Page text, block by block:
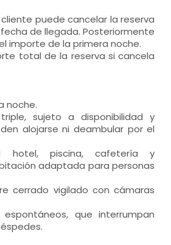
puede cancelar la reserva
de llegada. Posteriormente
importe de la primera noche.
total de la reserva si cancela
noche.
sujeto a disponibilidad y
alojarse ni deambular por el
hotel, piscina, cafetería y
adaptada para personas
cerrado vigilado con cámaras
que interrumpan